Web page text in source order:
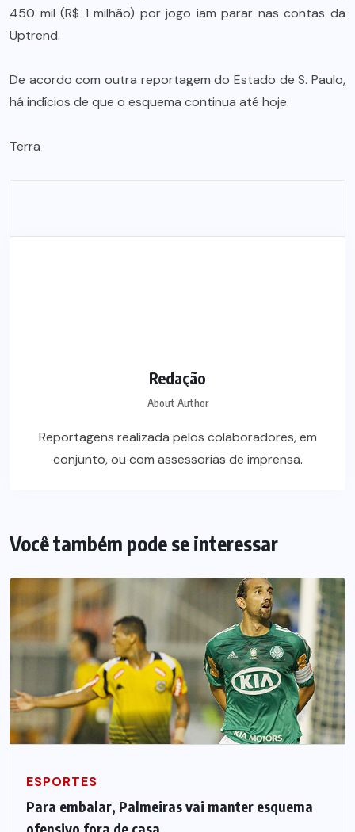
450 mil (R$ 1 milhão) por jogo iam parar nas contas da
Uptrend.
De acordo com outra reportagem do Estado de S. Paulo,
há indícios de que o esquema continua até hoje.
Terra
Redação
About Author
Reportagens realizada pelos colaboradores, em
conjunto, ou com assessorias de imprensa.
Você também pode se interessar
ESPORTES
Para embalar, Palmeiras vai manter esquema
ofensivo fora de casa